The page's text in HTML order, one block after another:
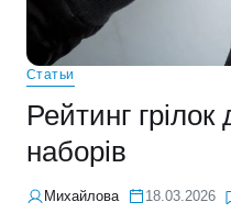
Статьи
Рейтинг
наборів
Михайлова 18.03.2026